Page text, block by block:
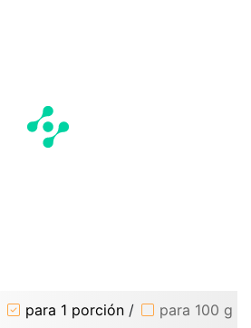
para 1 porción / para 100 g